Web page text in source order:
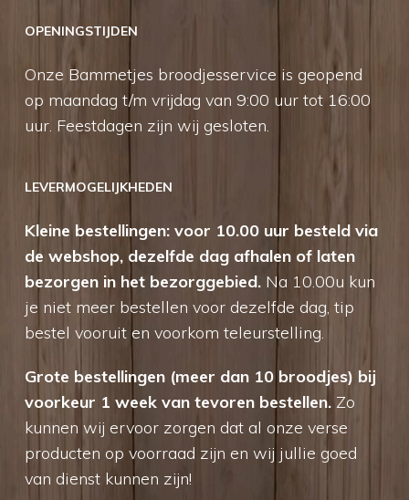
OPENINGSTIJDEN
Onze Bammetjes broodjesservice is geopend
op maandag t/m vrijdag van 9:00 uur tot 16:00
uur. Feestdagen zijn wij gesloten.
LEVERMOGELIJKHEDEN
Kleine bestellingen: voor 10.00 uur besteld via
de webshop, dezelfde dag afhalen of laten
bezorgen in het bezorggebied.Na 10.00u kun
je niet meer bestellen voor dezelfde dag, tip
bestel vooruit en voorkom teleurstelling.
Grote bestellingen (meer dan 10 broodjes) bij
voorkeur 1 week van tevoren bestellen.Zo
kunnen wij ervoor zorgen dat al onze verse
producten op voorraad zijn en wij jullie goed
van dienst kunnen zijn!